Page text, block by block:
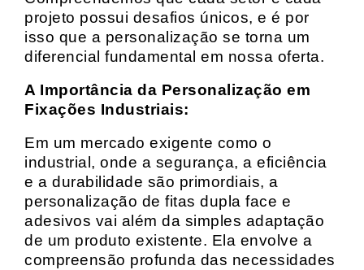
projeto possui desafios únicos, e é por
isso que a personalização se torna um
diferencial fundamental em nossa oferta.
A Importância da Personalização em
Fixações Industriais:
Em um mercado exigente como o
industrial, onde a segurança, a eficiência
e a durabilidade são primordiais, a
personalização de fitas dupla face e
adesivos vai além da simples adaptação
de um produto existente. Ela envolve a
compreensão profunda das necessidades